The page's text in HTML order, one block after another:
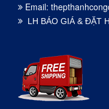
Email:
LH BÁO GIÁ & ĐẶT